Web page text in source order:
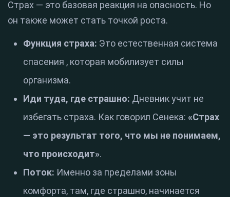
Страх — это базовая реакция на опасность. Но
он также может стать точкой роста.
Функция страха: Это естественная система
спасения , которая мобилизует силы
организма.
Иди туда, где страшно: Дневник учит не
избегать страха. Как говорил Сенека: «Страх
— это результат того, что мы не понимаем,
что происходит».
Поток: Именно за пределами зоны
комфорта, там, где страшно, начинается